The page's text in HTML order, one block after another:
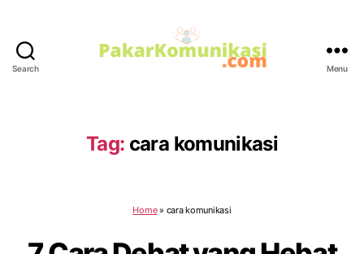
Search Menu
Tag: cara komunikasi
Home» cara komunikasi